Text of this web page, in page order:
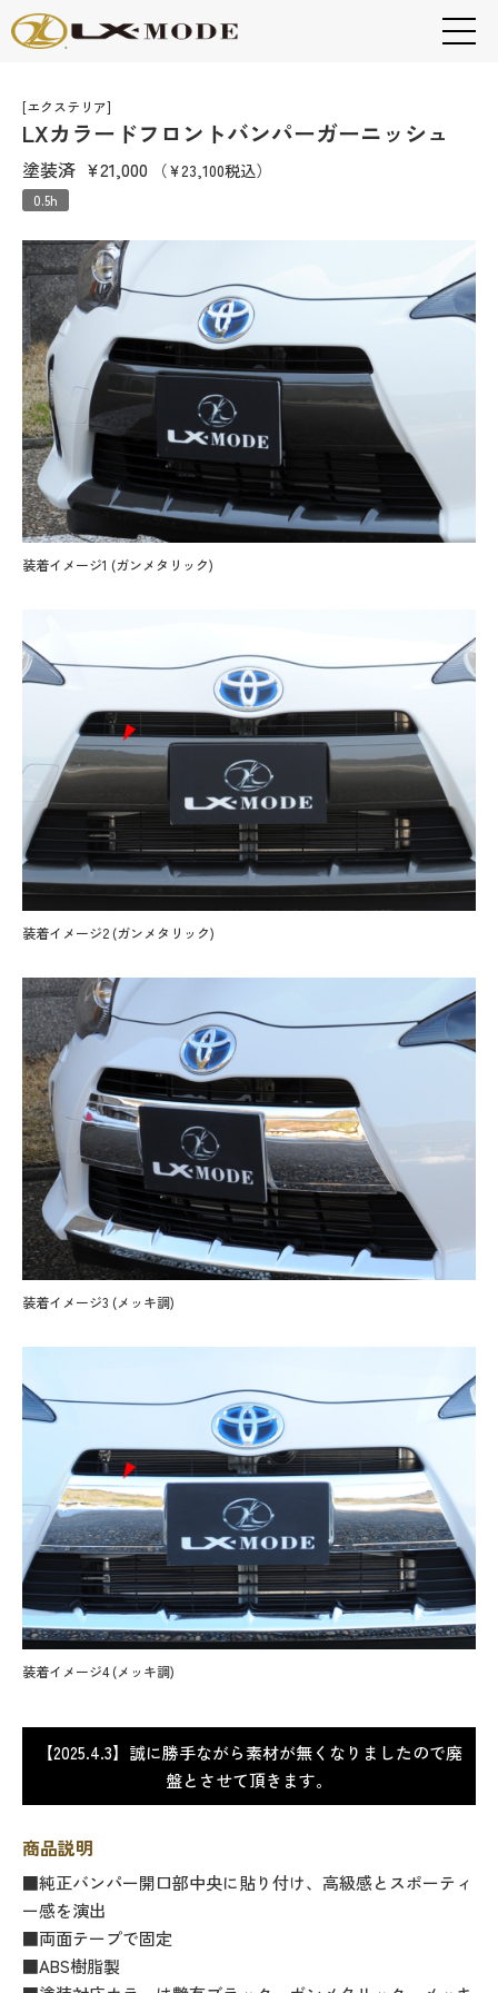
[エクステリア]
LXカラードフロントバンパーガーニッシュ
塗装済 ¥21,000 （¥23,100税込）
0.5h
装着イメージ1 (ガンメタリック)
装着イメージ2 (ガンメタリック)
装着イメージ3 (メッキ調)
装着イメージ4 (メッキ調)
【2025.4.3】誠に勝手ながら素材が無くなりましたので廃
盤とさせて頂きます。
商品説明
■純正バンパー開口部中央に貼り付け、高級感とスポーティ
ー感を演出
■両面テープで固定
■ABS樹脂製